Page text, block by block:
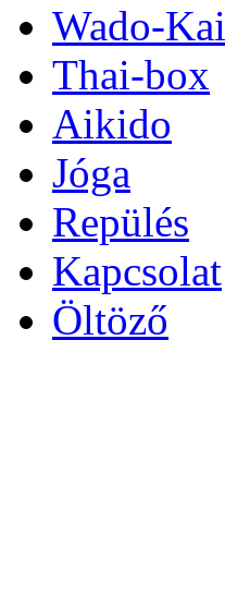
Wado-Kai
Thai-box
Aikido
Jóga
Repülés
Kapcsolat
Öltöző